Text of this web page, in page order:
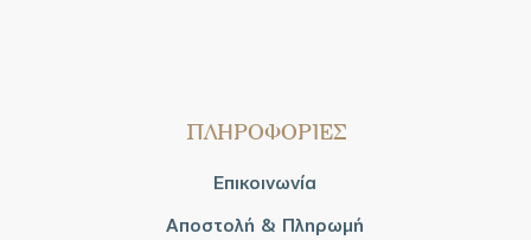
ΠΛΗΡΟΦΟΡΙΕΣ
Επικοινωνία
Αποστολή & Πληρωμή